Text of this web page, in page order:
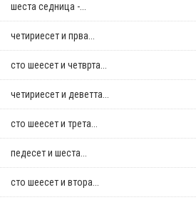
шеста седница -...
четириесет и прва...
сто шеесет и четврта...
четириесет и деветта...
сто шеесет и трета...
педесет и шеста...
сто шеесет и втора...